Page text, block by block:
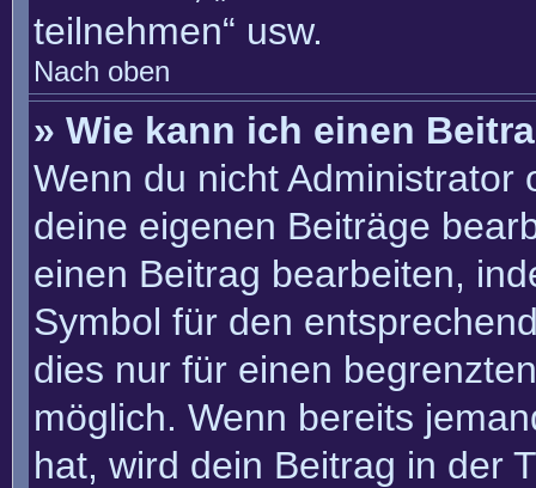
teilnehmen“ usw.
Nach oben
» Wie kann ich einen
Wenn du nicht
deine eigenen Beiträge
einen Beitrag bearbeiten,
Symbol für den
dies nur für einen
möglich. Wenn bereits
hat, wird dein Beitrag in der